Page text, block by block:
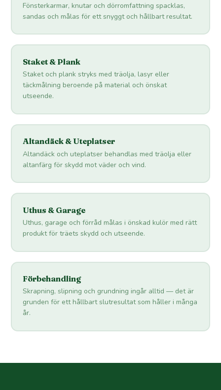
Fönsterkarmar, knutar och dörromfattning spacklas,
sandas och målas för ett snyggt och hållbart resultat.
Staket & Plank
Staket och plank stryks med träolja, lasyr eller
täckmålning beroende på material och önskat
utseende.
Altandäck & Uteplatser
Altandäck och uteplatser behandlas med träolja eller
altanfärg för skydd mot väder och vind.
Uthus & Garage
Uthus, garage och förråd målas i önskad kulör med rätt
produkt för träets skydd och utseende.
Förbehandling
Skrapning, slipning och grundning ingår alltid — det är
grunden för ett hållbart slutresultat som håller i många
år.